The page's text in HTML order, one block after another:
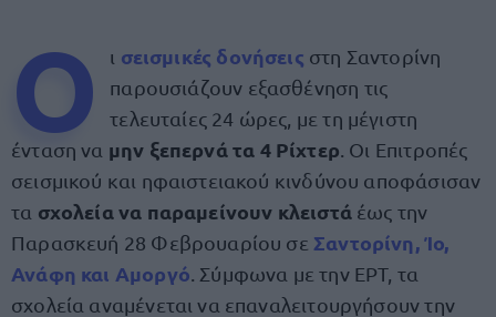
Ο ι σεισμικές δονήσεις στη Σαντορίνη
παρουσιάζουν εξασθένηση τις
τελευταίες 24 ώρες, με τη μέγιστη
ένταση να μην ξεπερνά τα 4 Ρίχτερ . Οι Επιτροπές
σεισμικού και ηφαιστειακού κινδύνου αποφάσισαν
τα σχολεία να παραμείνουν κλειστά έως την
Παρασκευή 28 Φεβρουαρίου σε Σαντορίνη, Ίο,
Ανάφη και Αμοργό . Σύμφωνα με την ΕΡΤ, τα
σχολεία αναμένεται να επαναλειτουργήσουν την